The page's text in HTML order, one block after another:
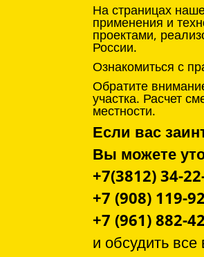
На страницах
применения и
проектами,
России.
Ознакомиться с
Обратите
участка. Расчет
местности.
Если вас
Вы можете
+7(3812) 34-
+7 (908) 119-
+7 (961) 882-
и обсудить